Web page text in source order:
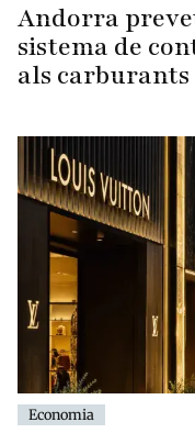
Andorra
sistema de
als carburants
Economia